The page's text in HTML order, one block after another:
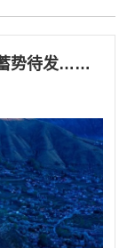
蓄势待发……